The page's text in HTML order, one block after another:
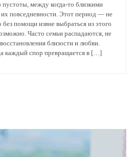
между когда-то близкими
повседневности. Этот период — не
без помощи извне выбраться из этого
Часто семьи распадаются, не
близости и любви.
каждый спор превращается в […]